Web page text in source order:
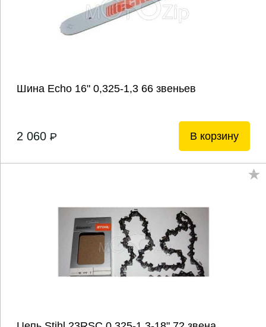
Шина Echo 16" 0,325-1,3 66 звеньев
2 060 P В корзину